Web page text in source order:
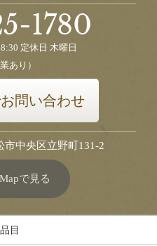
1780
定休日 木曜日
あり）
問い合わせ
市中央区立野町131-2
で見る
目